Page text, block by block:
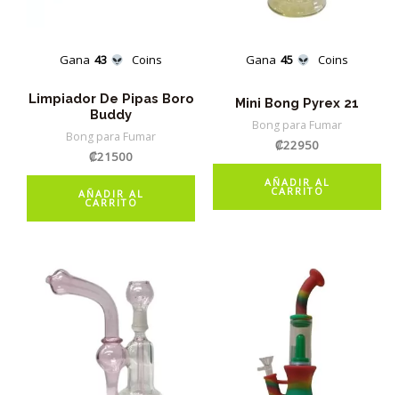
Gana 43 Coins
Limpiador De Pipas Boro
Buddy
Bong para Fumar
₡21500
AÑADIR AL
CARRITO
Gana 45 Coins
Mini Bong Pyrex 21
Bong para Fumar
₡22950
AÑADIR AL
CARRITO